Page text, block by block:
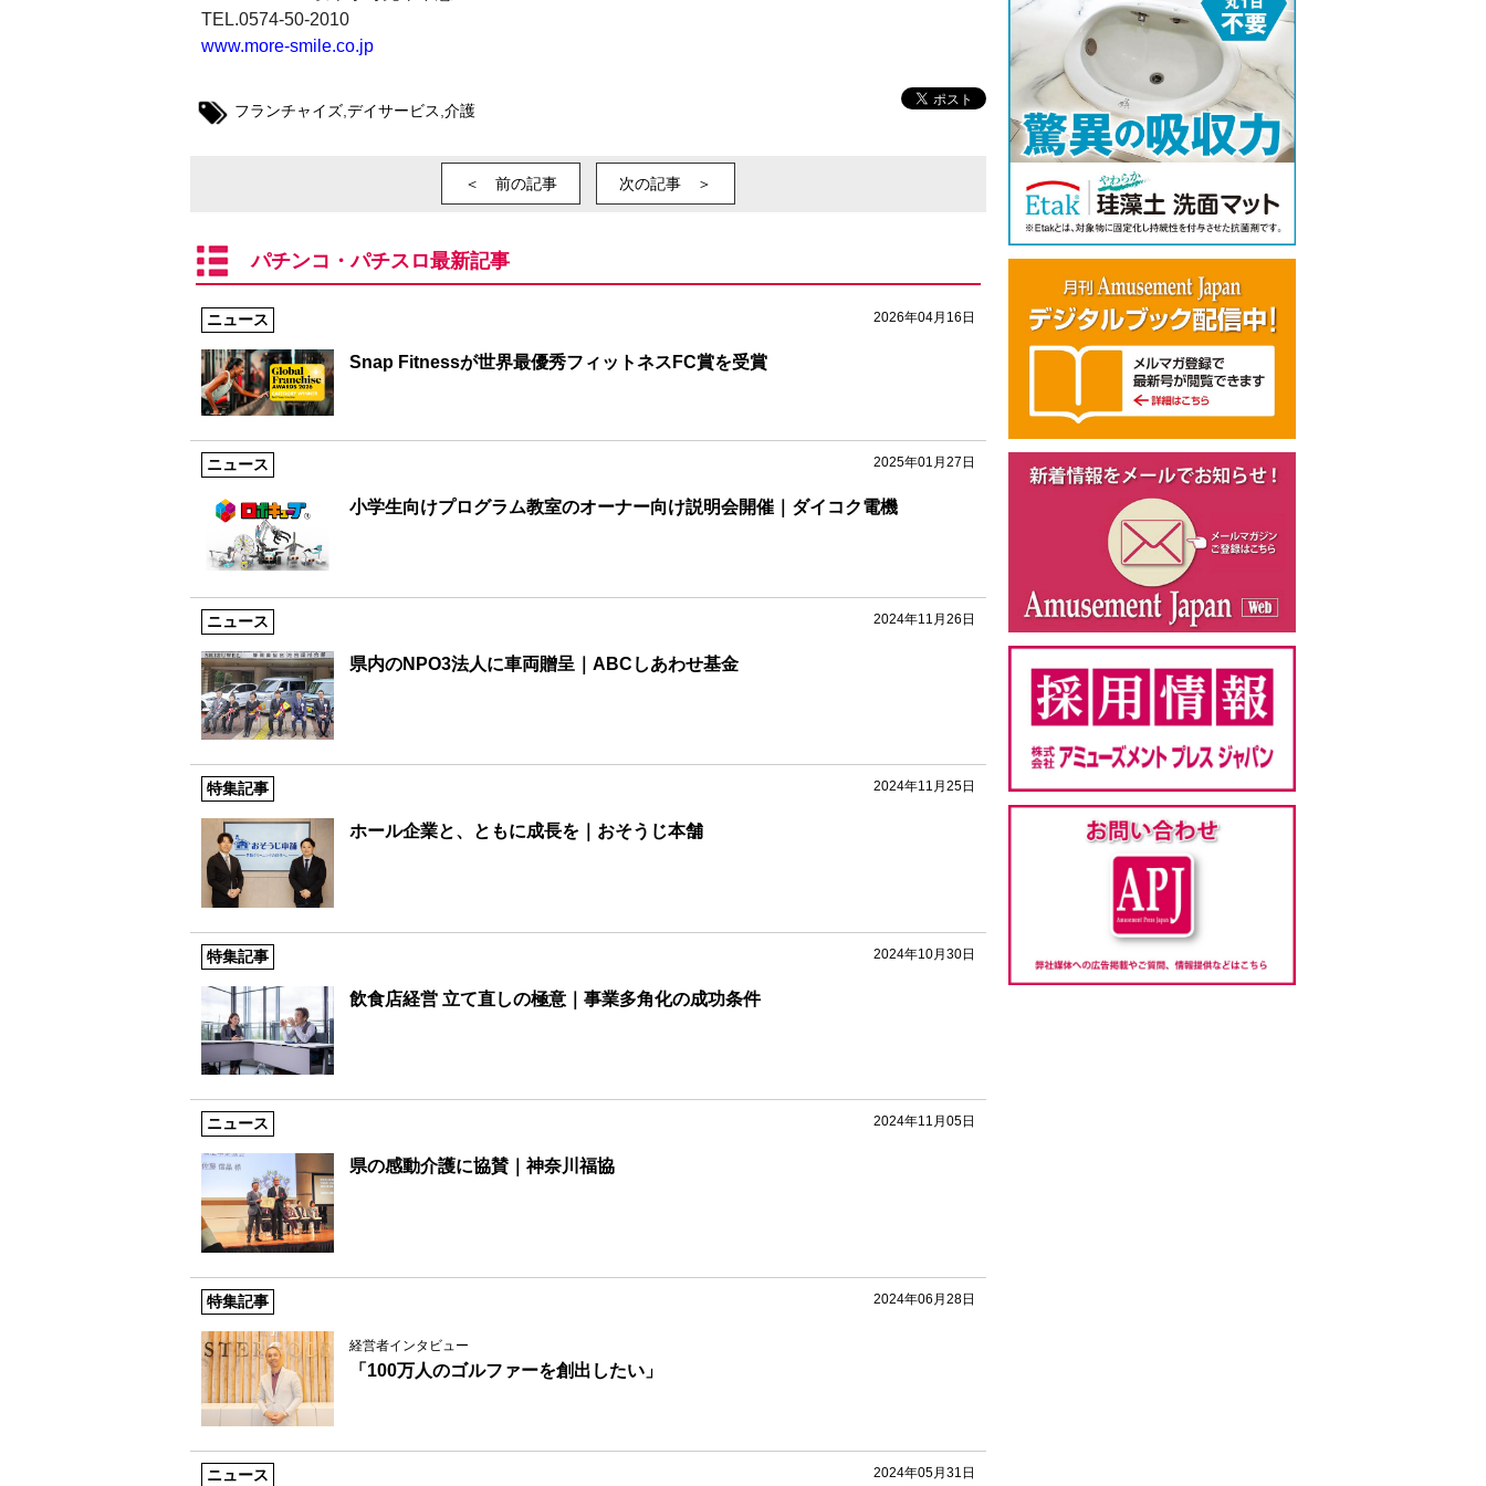
TEL.0574-50-2010
www.more-smile.co.jp
フランチャイズ デイサービス 介護
＜ 前の記事 次の記事 ＞
パチンコ・パチスロ最新記事
2026年04月16日
ニュース
Snap Fitnessが世界最優秀フィットネスFC賞を受賞
2025年01月27日
ニュース
小学生向けプログラム教室のオーナー向け説明会開催｜ダイコク電機
2024年11月26日
ニュース
県内のNPO3法人に車両贈呈｜ABCしあわせ基金
2024年11月25日
特集記事
ホール企業と、ともに成長を｜おそうじ本舗
2024年10月30日
特集記事
飲食店経営 立て直しの極意｜事業多角化の成功条件
2024年11月05日
ニュース
県の感動介護に協賛｜神奈川福協
2024年06月28日
特集記事
経営者インタビュー
「100万人のゴルファーを創出したい」
2024年05月31日
ニュース